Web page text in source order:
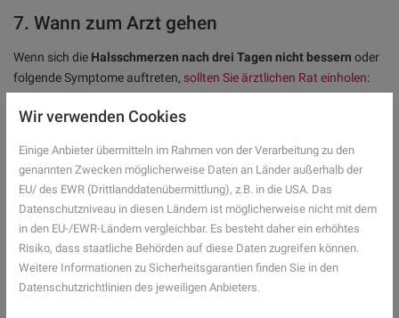
7. Wann zum Arzt gehen
Wenn sich die Halsschmerzen nach drei Tagen nicht bessern oder
folgende Symptome auftreten, sollten Sie ärztlichen Rat einholen:
Fieber, Ohrenschmerzen oder geschwollene Lymphknoten
Starke Schluckbeschwerden oder Atemnot
In solchen Fällen kann eine bakterielle Infektion (z. B.
Mandelentzündung) vorliegen, die möglicherweise eine gezielte
Behandlung erfordert.
Besser schlafen trotz Halsschmerzen
Kopf leicht erhöht lagern
Wir verwenden Cookies
Einige Anbieter übermitteln im Rahmen von der Verarbeitung zu den
genannten Zwecken möglicherweise Daten an Länder außerhalb der
EU/ des EWR (Drittlanddatenübermittlung), z.B. in die USA. Das
Datenschutzniveau in diesen Ländern ist möglicherweise nicht mit dem
in den EU-/EWR-Ländern vergleichbar. Es besteht daher ein erhöhtes
Risiko, dass staatliche Behörden auf diese Daten zugreifen können.
Weitere Informationen zu Sicherheitsgarantien finden Sie in den
Datenschutzrichtlinien des jeweiligen Anbieters.